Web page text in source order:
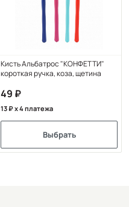
Кисть Альбатрос "КОНФЕТТИ"
короткая ручка, коза, щетина
49
13 x 4 платежа
Выбрать